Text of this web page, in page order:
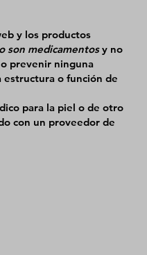
y los productos
son medicamentosy no
prevenir ninguna
o función de
para la piel o de otro
con un proveedor de